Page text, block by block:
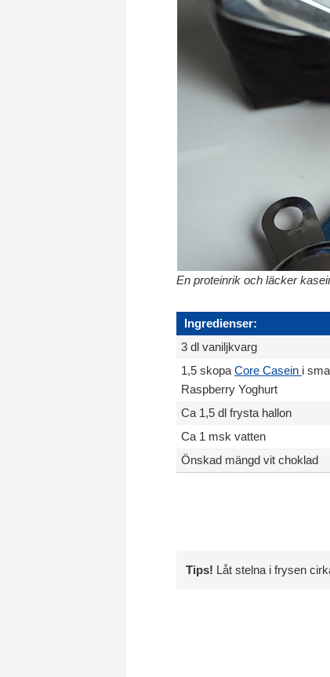
En proteinrik och läcker
Ingredienser:
3 dl vaniljkvarg
1,5 skopa Core Casein i
Raspberry Yoghurt
Ca 1,5 dl frysta hallon
Ca 1 msk vatten
Önskad mängd vit choklad
Tips! Låt stelna i frysen